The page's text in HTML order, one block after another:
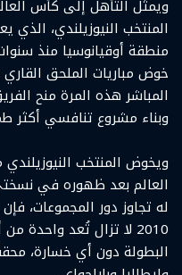
ويمثل التأهل إلى كأس
المنتخب النيوزيلندي، الذي
منطقة أوقيانوسيا منذ
خوض مباريات الملحق
المباشر هذه المرة منح
وبناء مشروع تنافسي أكثر
ويخوض المنتخب
له تجاوز دور المجموعات،
2010 لا تزال تُعد واحدة
البطولة دون أي خسارة،